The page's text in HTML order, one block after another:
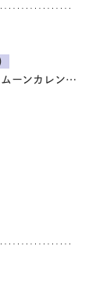
連載:今日の月の満ち欠け miraimikuさんのムーンカレンダー週報